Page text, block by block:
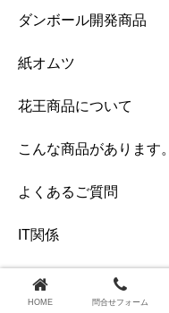
ダンボール開発商品
紙オムツ
花王商品について
こんな商品があります。
よくあるご質問
IT関係
研修・会社見学
HOME 問合せフォーム